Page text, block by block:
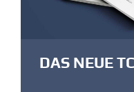
DAS NEUE